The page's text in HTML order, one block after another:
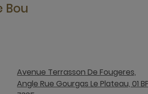
Bou
Avenue Terrasson De Fougeres,
Angle Rue Gourgas Le Plateau, 01